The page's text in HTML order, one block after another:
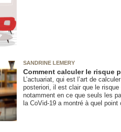
SANDRINE LEMERY
Comment calculer le risque
L’actuariat, qui est l’art de
posteriori, il est clair que le
notamment en ce que seuls les
la CoVid-19 a montré à quel